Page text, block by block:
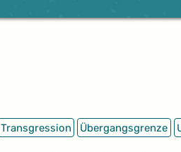
Transgression Übergangsgrenze